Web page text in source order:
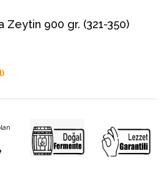
Zeytin 900 gr. (321-350)